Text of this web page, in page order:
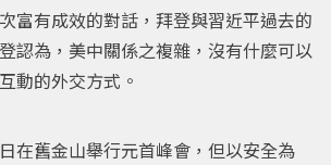
富有成效的對話，拜登與習近平過去的
認為，美中關係之複雜，沒有什麼可以
動的外交方式。
在舊金山舉行元首峰會，但以安全為